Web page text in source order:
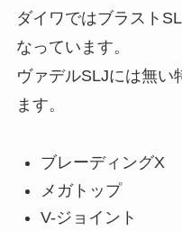
ダイワではブラスト
なっています。
ヴァデルSLJには無い
ます。
ブレーディングX
メガトップ
V-ジョイント